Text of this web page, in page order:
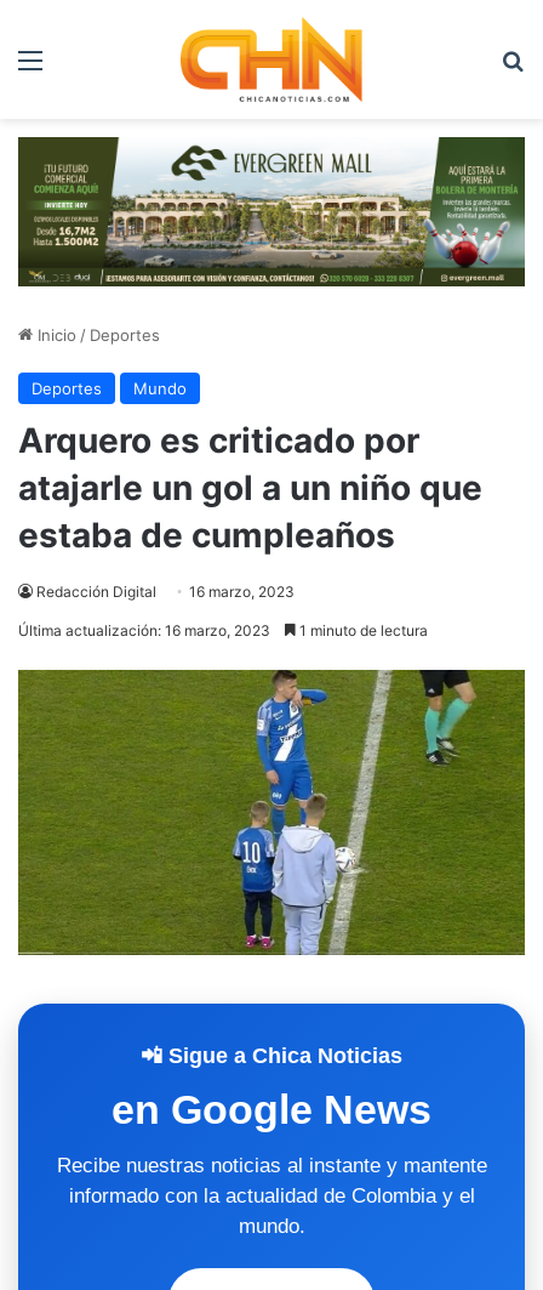
Menú
Inicio / Deportes
Deportes Mundo
Arquero es criticado por
atajarle un gol a un niño que
estaba de cumpleaños
Redacción Digital 16 marzo, 2023
Última actualización: 16 marzo, 2023 1 minuto de lectura
📲 Sigue a Chica Noticias
en Google News
Recibe nuestras noticias al instante y mantente
informado con la actualidad de Colombia y el
mundo.